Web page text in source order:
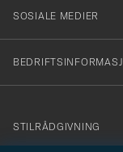
SOSIALE MEDIER
STILRÅDGIVNING